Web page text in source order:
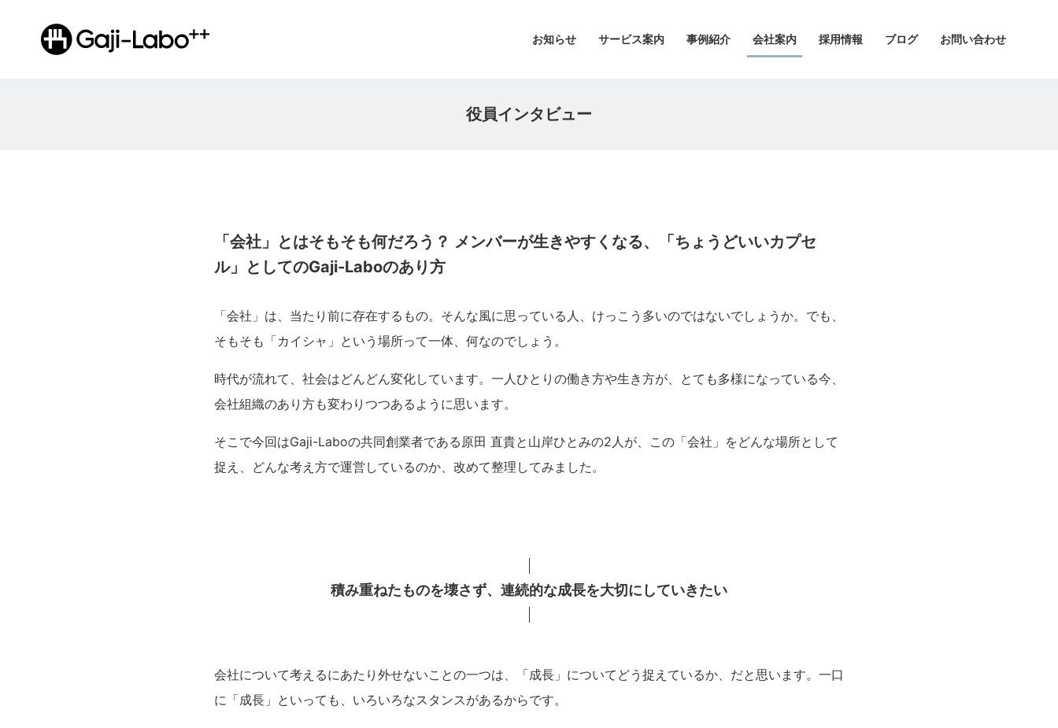
お知らせ サービス案内 事例紹介 会社案内 採用情報 ブログ お問い合わせ
役員インタビュー
「会社」とはそもそも何だろう？ メンバーが生きやすくなる、「ちょうどいいカプセ
ル」としてのGaji-Laboのあり方
「会社」は、当たり前に存在するもの。そんな風に思っている人、けっこう多いのではないでしょうか。でも、
そもそも「カイシャ」という場所って一体、何なのでしょう。
時代が流れて、社会はどんどん変化しています。一人ひとりの働き方や生き方が、とても多様になっている今、
会社組織のあり方も変わりつつあるように思います。
そこで今回はGaji-Laboの共同創業者である原田 直貴と山岸ひとみの2人が、この「会社」をどんな場所として
捉え、どんな考え方で運営しているのか、改めて整理してみました。
積み重ねたものを壊さず、連続的な成長を大切にしていきたい
会社について考えるにあたり外せないことの一つは、「成長」についてどう捉えているか、だと思います。一口
に「成長」といっても、いろいろなスタンスがあるからです。